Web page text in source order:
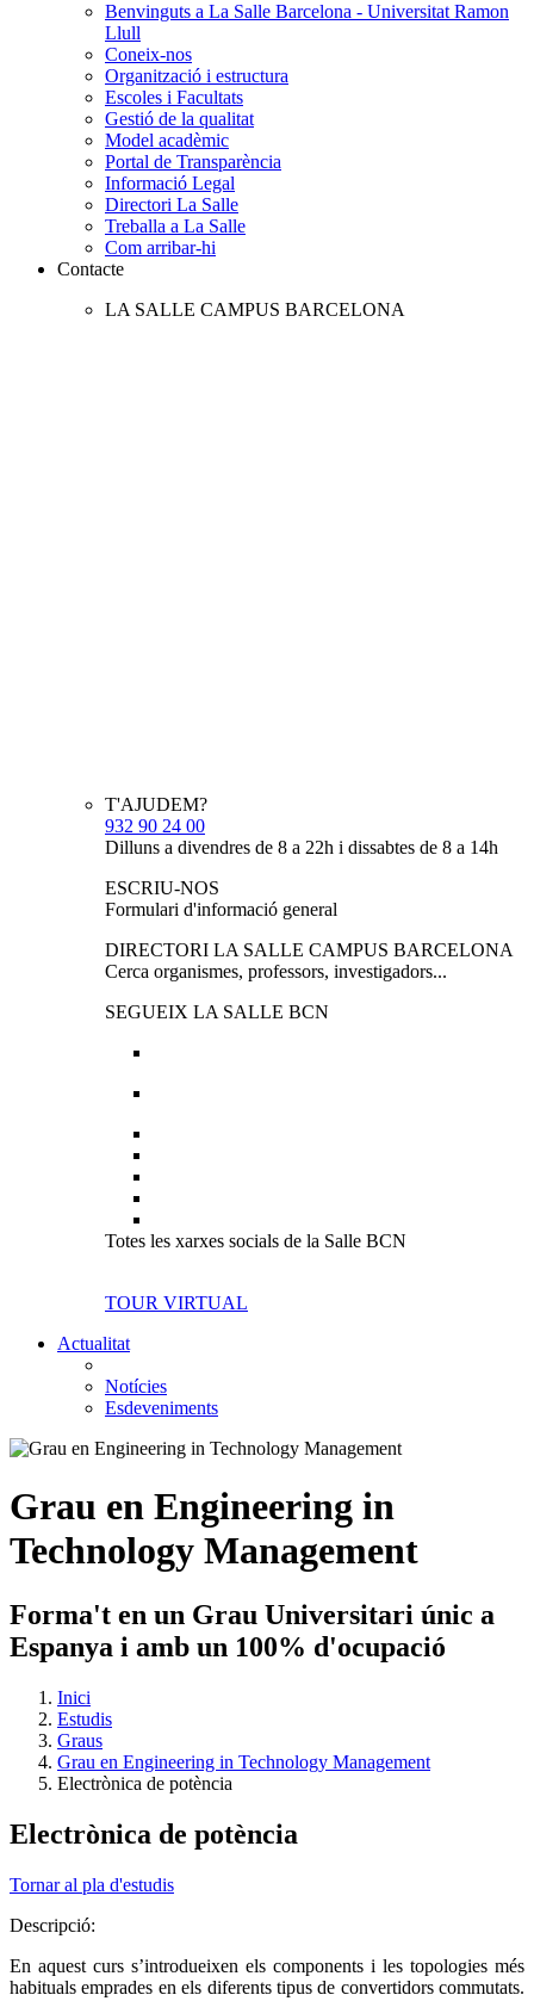
Benvinguts a La Salle Barcelona - Universitat Ramon
Llull
Coneix-nos
Organització i estructura
Escoles i Facultats
Gestió de la qualitat
Model acadèmic
Portal de Transparència
Informació Legal
Directori La Salle
Treballa a La Salle
Com arribar-hi
Contacte
LA SALLE CAMPUS BARCELONA
T'AJUDEM?
932 90 24 00
Dilluns a divendres de 8 a 22h i dissabtes de 8 a 14h
ESCRIU-NOS
Formulari d'informació general
DIRECTORI LA SALLE CAMPUS BARCELONA
Cerca organismes, professors, investigadors...
SEGUEIX LA SALLE BCN
Totes les xarxes socials de la Salle BCN
TOUR VIRTUAL
Actualitat
Notícies
Esdeveniments
Grau en Engineering in
Technology Management
Forma't en un Grau Universitari únic a
Espanya i amb un 100% d'ocupació
Inici
Estudis
Graus
Grau en Engineering in Technology Management
Electrònica de potència
Electrònica de potència
Tornar al pla d'estudis
Descripció:
En aquest curs s’introdueixen els components i les topologies més
habituals emprades en els diferents tipus de convertidors commutats.